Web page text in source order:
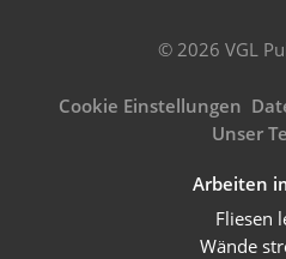
© 2026 VGL
Cookie Einstellungen
Unser
Arbeiten
Fliesen
Wände